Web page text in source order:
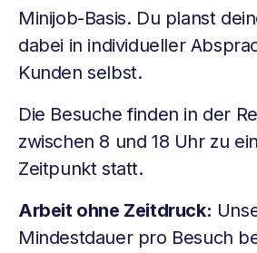
Minijob-Basis. Du planst
dabei in individueller
Kunden selbst.
Die Besuche finden in der
zwischen 8 und 18 Uhr zu
Zeitpunkt statt.
Arbeit ohne Zeitdruck:
Mindestdauer pro Besuch